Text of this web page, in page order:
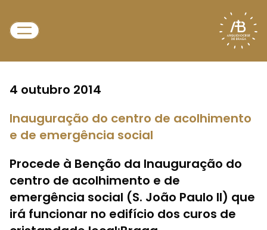
4 outubro 2014
Inauguração do centro de acolhimento
e de emergência social
Procede à Benção da Inauguração do
centro de acolhimento e de
emergência social (S. João Paulo II) que
irá funcionar no edifício dos curos de